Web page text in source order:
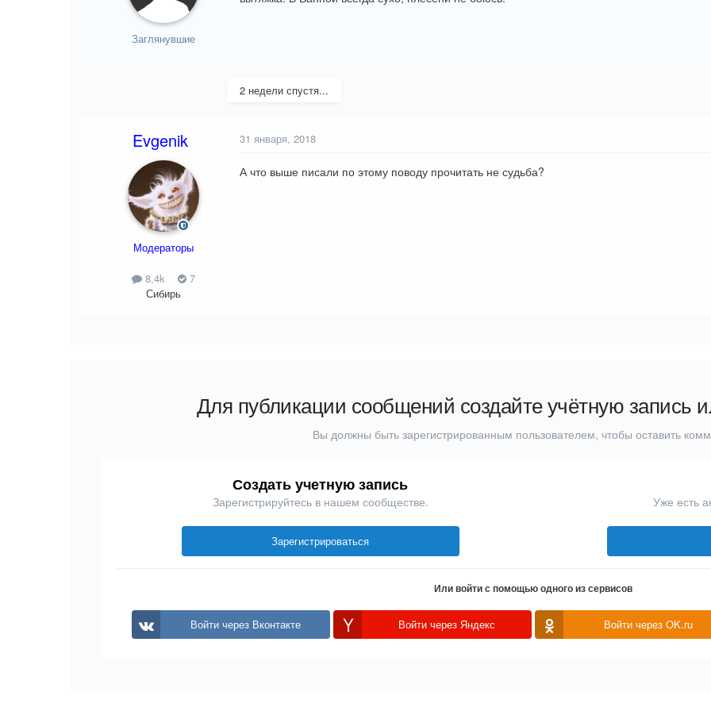
Заглянувшие
2 недели спустя...
Evgenik
Модераторы
8,4k
7
Сибирь
31 января, 2018
А что выше писали по этому поводу прочитать не судьба?
Для публикации сообщений создайте учётную запись
Вы должны быть зарегистрированным пользователем, чтобы оставить
Создать учетную запись
Зарегистрируйтесь в нашем сообществе.
Зарегистрироваться
Уже есть
Или войти с помощью одного из сервисов
Войти через Вконтакте Войти через Яндекс Войти через OK.ru